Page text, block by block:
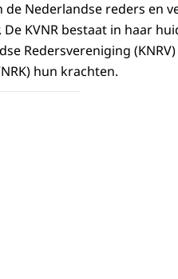
de Nederlandse reders en
KVNR bestaat in haar
Redersvereniging
hun krachten.